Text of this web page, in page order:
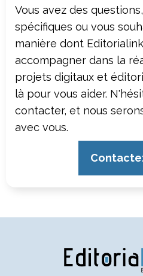
Vous avez des
spécifiques ou vous
manière dont
accompagner dans la
projets digitaux et
là pour vous aider.
contacter, et nous
avec vous.